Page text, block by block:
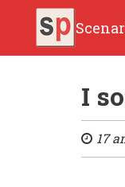
I
17